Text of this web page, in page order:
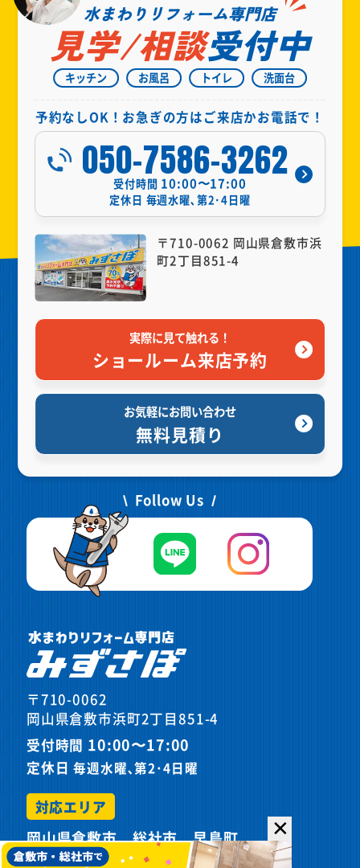
水まわりリフォーム専門店
見学/相談受付中
キッチン お風呂 トイレ 洗面台
予約なしOK！お急ぎの方はご来店かお電話で！
050-7586-3262
受付時間 10:00〜17:00
定休日 毎週水曜､第2･4日曜
〒710-0062 岡山県倉敷市浜
町2丁目851-4
実際に見て触れる！
ショールーム来店予約
お気軽にお問い合わせ
無料見積り
Follow Us
〒710-0062
岡山県倉敷市浜町2丁目851-4
受付時間 10:00〜17:00
定休日毎週水曜､第2･4日曜
対応エリア
岡山県倉敷市、総社市、早島町 ✕